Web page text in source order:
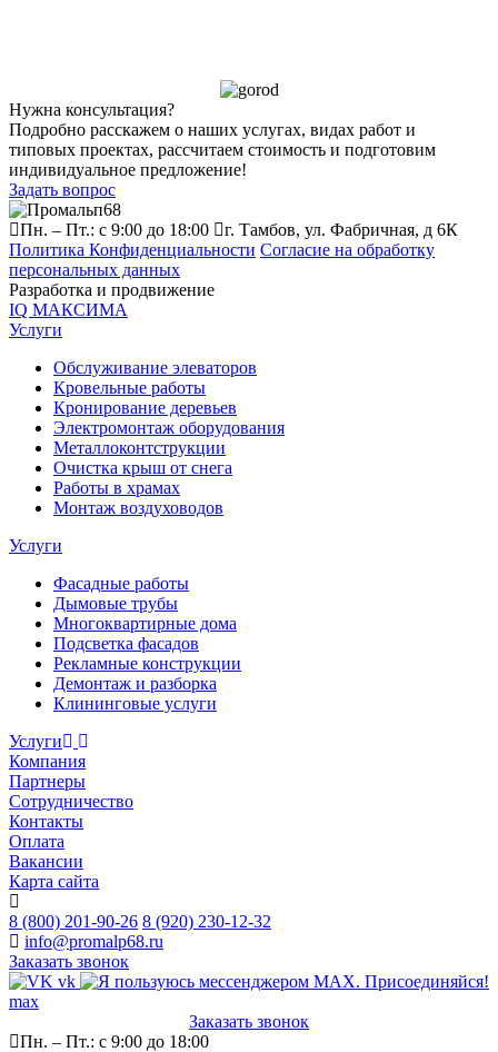
Нужна консультация?
Подробно расскажем о наших услугах, видах работ и
типовых проектах, рассчитаем стоимость и подготовим
индивидуальное предложение!
Задать вопрос
Пн. – Пт.: с 9:00 до 18:00
г. Тамбов, ул. Фабричная, д 6К
Политика Конфиденциальности Согласие на обработку
персональных данных
Разработка и продвижение
IQ МАКСИМА
Услуги
Обслуживание элеваторов
Кровельные работы
Кронирование деревьев
Электромонтаж оборудования
Металлоконтструкции
Очистка крыш от снега
Работы в храмах
Монтаж воздуховодов
Услуги
Фасадные работы
Дымовые трубы
Многоквартирные дома
Подсветка фасадов
Рекламные конструкции
Демонтаж и разборка
Клининговые услуги
Услуги
Компания
Партнеры
Сотрудничество
Контакты
Оплата
Вакансии
Карта сайта
8 (800) 201-90-26 8 (920) 230-12-32
info@promalp68.ru
Заказать звонок
vk
max
Заказать звонок
Пн. – Пт.: с 9:00 до 18:00